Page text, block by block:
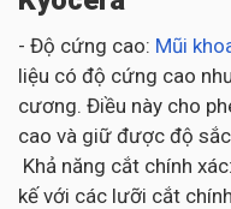
- Độ cứng cao: Mũi
liệu có độ cứng cao
cương. Điều này cho
cao và giữ được độ
Khả năng cắt chính
kế với các lưỡi cắt